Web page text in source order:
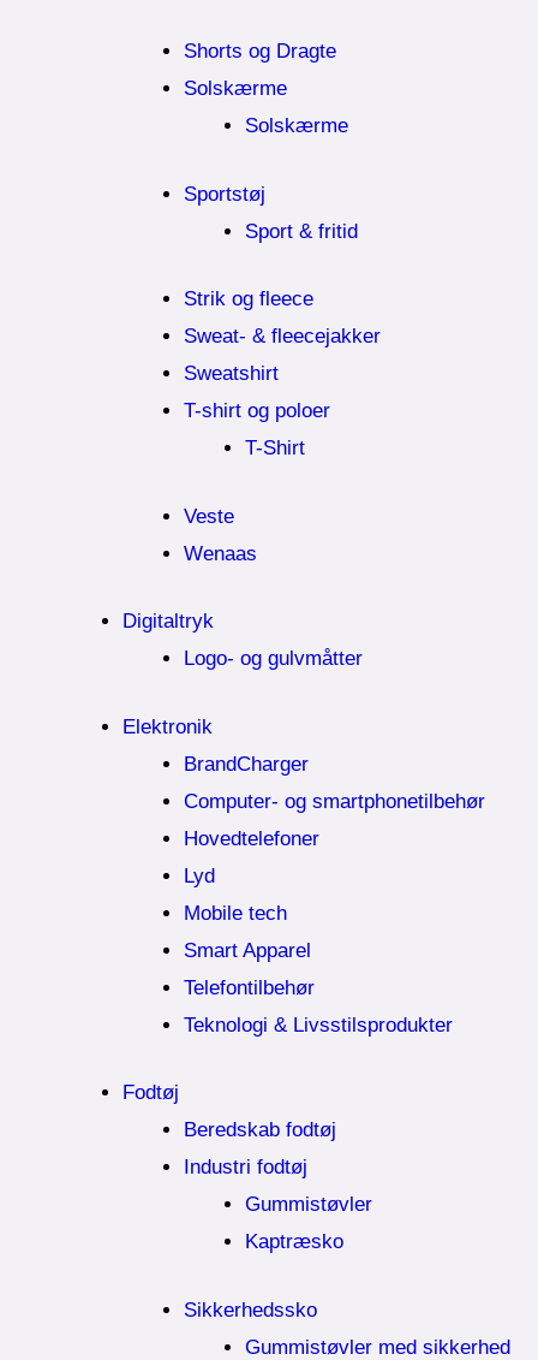
Shorts og Dragte
Solskærme
Solskærme
Sportstøj
Sport & fritid
Strik og fleece
Sweat- & fleecejakker
Sweatshirt
T-shirt og poloer
T-Shirt
Veste
Wenaas
Digitaltryk
Logo- og gulvmåtter
Elektronik
BrandCharger
Computer- og smartphonetilbehør
Hovedtelefoner
Lyd
Mobile tech
Smart Apparel
Telefontilbehør
Teknologi & Livsstilsprodukter
Fodtøj
Beredskab fodtøj
Industri fodtøj
Gummistøvler
Kaptræsko
Sikkerhedssko
Gummistøvler med sikkerhed